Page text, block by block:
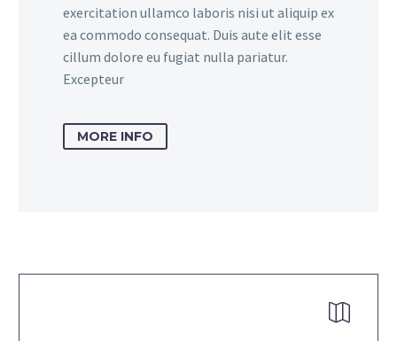
exercitation ullamco laboris nisi ut aliquip ex
ea commodo consequat. Duis aute elit esse
cillum dolore eu fugiat nulla pariatur.
Excepteur
MORE INFO

